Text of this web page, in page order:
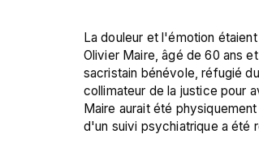
La douleur et l'émotion
Olivier Maire, âgé de 60 ans
sacristain bénévole, réfugié
collimateur de la justice pour
Maire aurait été
d'un suivi psychiatrique a été